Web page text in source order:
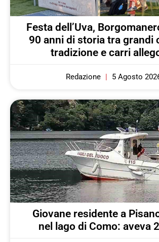
Festa dell’Uva,
90 anni di storia tra grandi
tradizione e carri
Redazione 5 Agosto
Giovane residente a
nel lago di Como: aveva